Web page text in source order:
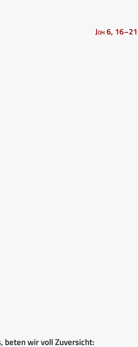
Joh 6, 16–21
beten wir voll Zuversicht: